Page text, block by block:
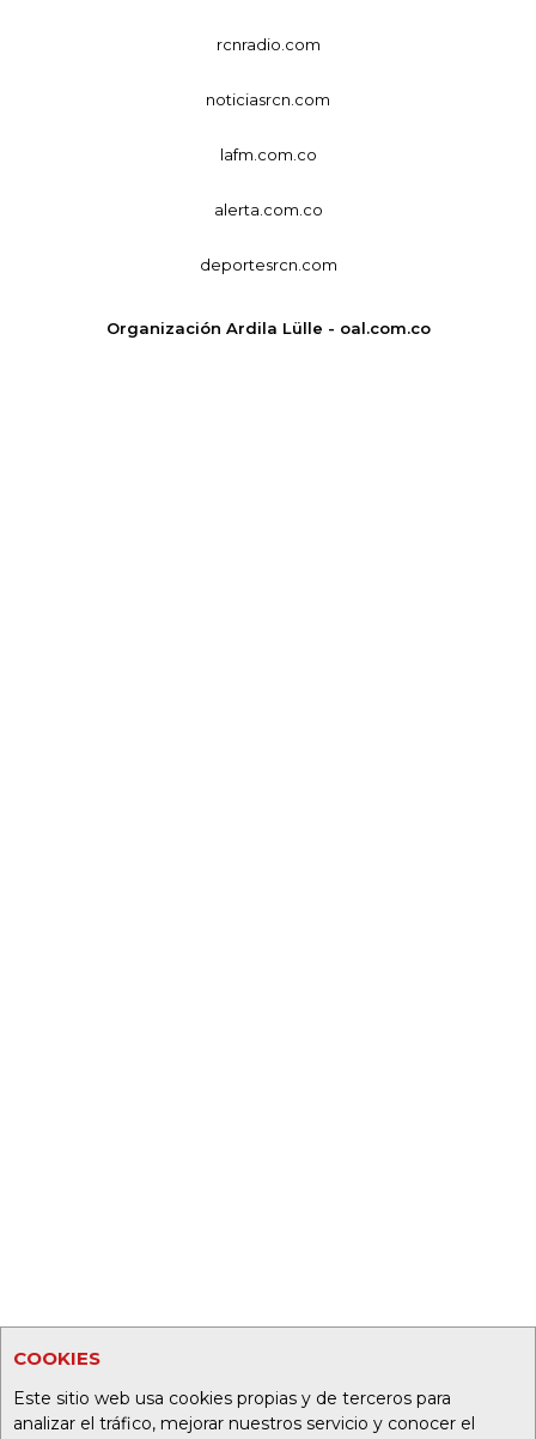
COOKIES
Este sitio web usa cookies propias y de terceros para
analizar el tráfico, mejorar nuestros servicio y conocer el
rcnradio.com
noticiasrcn.com
lafm.com.co
alerta.com.co
deportesrcn.com
Organización Ardila Lülle - oal.com.co